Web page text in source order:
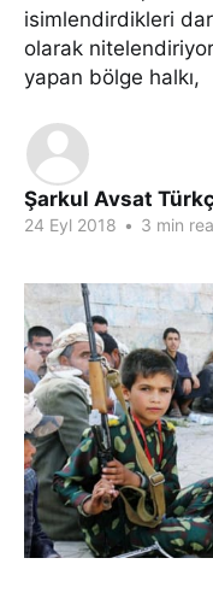
isimlendirdikleri
olarak
yapan bölge halkı,
Şarkul Avsat
24 Eyl 2018 • 3 min